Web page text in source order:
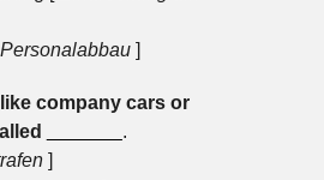
Personalabbau]
company cars or
.
]